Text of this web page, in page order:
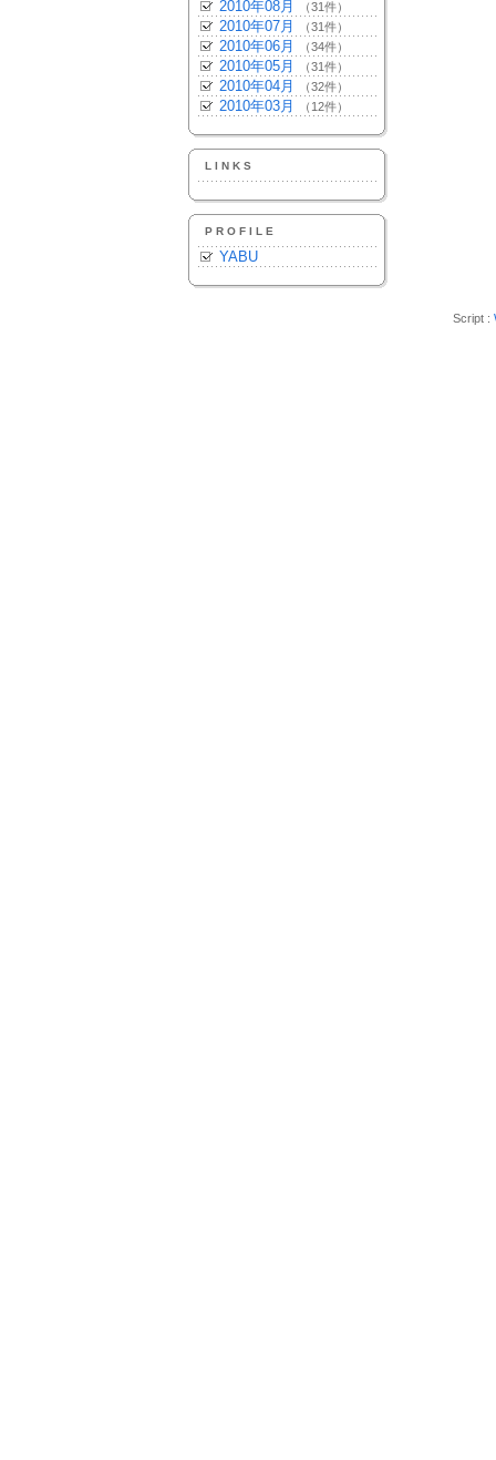
2010年08月 （31件）
2010年07月 （31件）
2010年06月 （34件）
2010年05月 （31件）
2010年04月 （32件）
2010年03月 （12件）
LINKS
PROFILE
YABU
Script :